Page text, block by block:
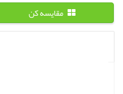
مقایسه کن